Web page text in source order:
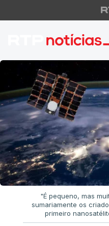
AEROS.
"É pequeno, mas
sumariamente os
primeiro